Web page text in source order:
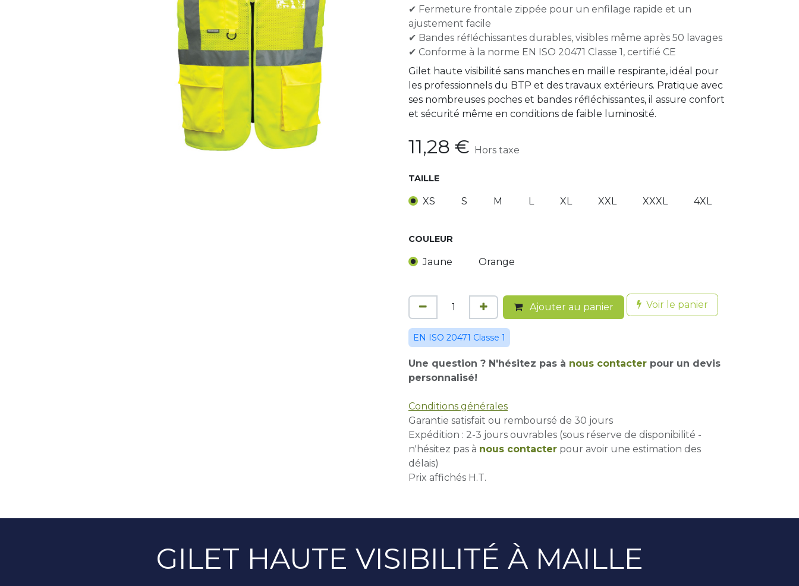
✔ Fermeture frontale zippée pour un enfilage rapide et un
ajustement facile
✔ Bandes réfléchissantes durables, visibles même après 50 lavages
✔ Conforme à la norme EN ISO 20471 Classe 1, certifié CE
Gilet haute visibilité sans manches en maille respirante, idéal pour
les professionnels du BTP et des travaux extérieurs. Pratique avec
ses nombreuses poches et bandes réfléchissantes, il assure confort
et sécurité même en conditions de faible luminosité.
11,28 € Hors taxe
TAILLE
XS S M L XL XXL XXXL 4XL
COULEUR
Jaune Orange
Ajouter au panier Voir le panier
EN ISO 20471 Classe 1
Une question ? N'hésitez pas à nous contacter pour un devis
personnalisé!
Conditions générales
Garantie satisfait ou remboursé de 30 jours
Expédition : 2-3 jours ouvrables (sous réserve de disponibilité -
n'hésitez pas à nous contacter pour avoir une estimation des
délais)
Prix affichés H.T.
GILET HAUTE VISIBILITÉ À MAILLE